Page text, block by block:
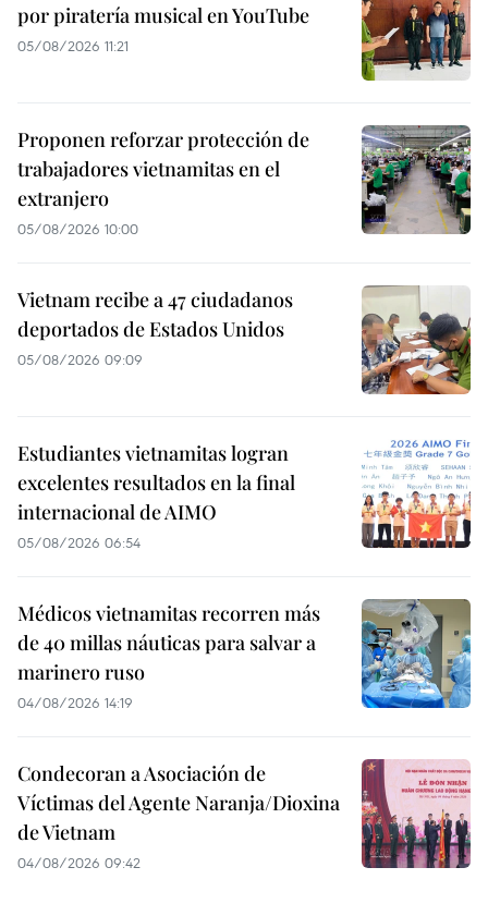
por piratería musical en YouTube
05/08/2026 11:21
Proponen reforzar protección de
trabajadores vietnamitas en el
extranjero
05/08/2026 10:00
Vietnam recibe a 47 ciudadanos
deportados de Estados Unidos
05/08/2026 09:09
Estudiantes vietnamitas logran
excelentes resultados en la final
internacional de AIMO
05/08/2026 06:54
Médicos vietnamitas recorren más
de 40 millas náuticas para salvar a
marinero ruso
04/08/2026 14:19
Condecoran a Asociación de
Víctimas del Agente Naranja/Dioxina
de Vietnam
04/08/2026 09:42